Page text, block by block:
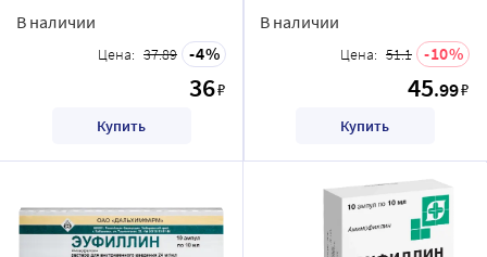
В наличии
Цена: 37.89 4
36₽
Купить
В наличии
Цена: 51.1 10
45.99₽
Купить